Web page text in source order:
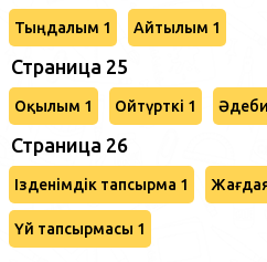
Тыңдалым 1 Айтылым 1
Страница 25
Оқылым 1 Ойтүрткі 1
Страница 26
Ізденімдік тапсырма 1
Үй тапсырмасы 1